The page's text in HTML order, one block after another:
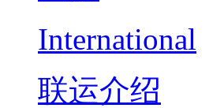
International
联运介绍